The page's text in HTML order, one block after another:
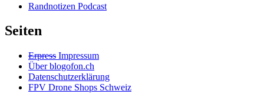
Randnotizen Podcast
Seiten
Erpress Impressum
Über blogofon.ch
Datenschutzerklärung
FPV Drone Shops Schweiz